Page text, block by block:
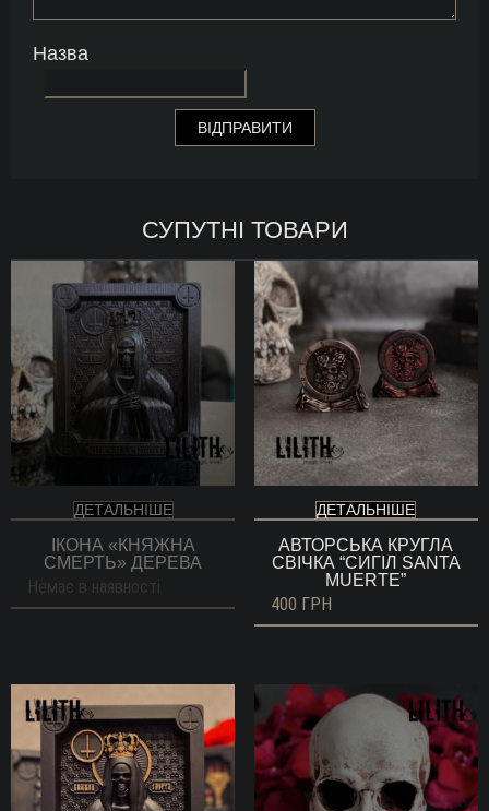
Назва
СУПУТНІ ТОВАРИ
ДЕТАЛЬНІШЕ
ІКОНА «КНЯЖНА
СМЕРТЬ» ДЕРЕВА
Немає в наявності
ДЕТАЛЬНІШЕ
АВТОРСЬКА КРУГЛА
СВІЧКА “СИГІЛ SANTA
MUERTE”
400 ГРН